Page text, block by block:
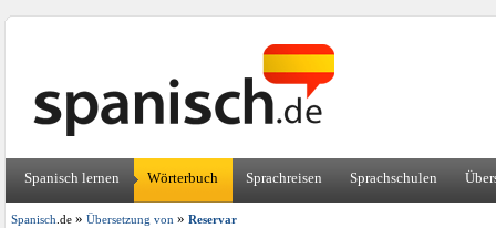
Spanisch lernen Wörterbuch Sprachreisen Sprachschulen
Spanisch .de» Übersetzung von» Reservar